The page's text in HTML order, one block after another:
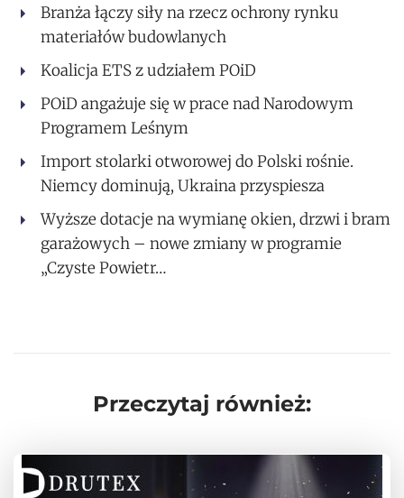
Branża łączy siły na rzecz ochrony rynku
materiałów budowlanych
Koalicja ETS z udziałem POiD
POiD angażuje się w prace nad Narodowym
Programem Leśnym
Import stolarki otworowej do Polski rośnie.
Niemcy dominują, Ukraina przyspiesza
Wyższe dotacje na wymianę okien, drzwi i bram
garażowych – nowe zmiany w programie
„Czyste Powietr…
Przeczytaj również: